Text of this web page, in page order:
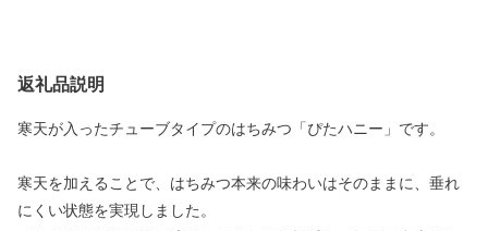
返礼品説明
寒天が入ったチューブタイプのはちみつ「ぴたハニー」です。
寒天を加えることで、はちみつ本来の味わいはそのままに、垂れ
にくい状態を実現しました。